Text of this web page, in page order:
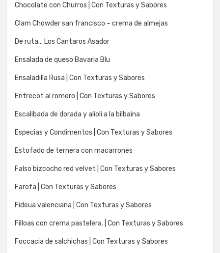
Chocolate con Churros | Con Texturas y Sabores
Clam Chowder san francisco – crema de almejas
De ruta… Los Cantaros Asador
Ensalada de queso Bavaria Blu
Ensaladilla Rusa | Con Texturas y Sabores
Entrecot al romero | Con Texturas y Sabores
Escalibada de dorada y alioli a la bilbaina
Especias y Condimentos | Con Texturas y Sabores
Estofado de ternera con macarrones
Falso bizcocho red velvet | Con Texturas y Sabores
Farofa | Con Texturas y Sabores
Fideua valenciana | Con Texturas y Sabores
Filloas con crema pastelera. | Con Texturas y Sabores
Foccacia de salchichas | Con Texturas y Sabores